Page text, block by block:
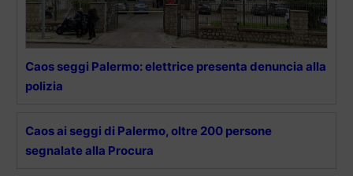
Caos seggi Palermo: elettrice presenta denuncia alla
polizia
Caos ai seggi di Palermo, oltre 200 persone
segnalate alla Procura